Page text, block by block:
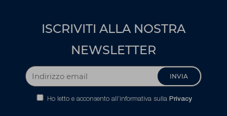
ISCRIVITI ALLA NOSTRA
NEWSLETTER
INVIA
Ho letto e acconsento all’informativa sulla Privacy